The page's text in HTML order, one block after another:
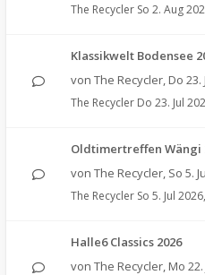
The Recycler So 2. Aug
Klassikwelt Bodensee
von The Recycler, Do 23.
The Recycler Do 23. Jul
Oldtimertreffen Wängi
von The Recycler, So 5.
The Recycler So 5. Jul
Halle6 Classics 2026
von The Recycler, Mo